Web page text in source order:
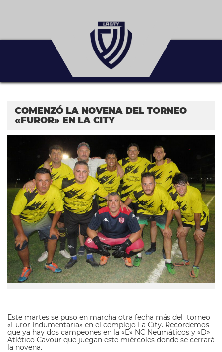
COMENZÓ LA NOVENA DEL TORNEO
«FUROR» EN LA CITY
Este martes se puso en marcha otra fecha más del torneo
«Furor Indumentaria» en el complejo La City. Recordemos
que ya hay dos campeones en la «E» NC Neumáticos y «D»
Atlético Cavour que juegan este miércoles donde se cerrará
la novena.